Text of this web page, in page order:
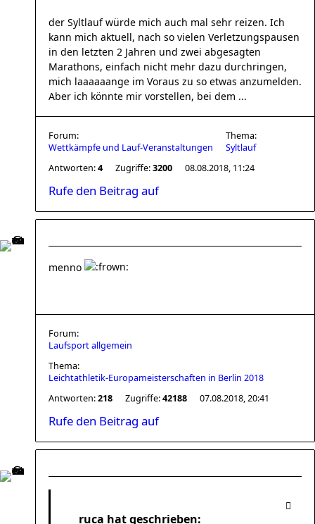
der Syltlauf würde mich auch mal sehr reizen. Ich
kann mich aktuell, nach so vielen Verletzungspausen
in den letzten 2 Jahren und zwei abgesagten
Marathons, einfach nicht mehr dazu durchringen,
mich laaaaaange im Voraus zu so etwas anzumelden.
Aber ich könnte mir vorstellen, bei dem ...
Forum:
Wettkämpfe und Lauf-Veranstaltungen
Thema:
Syltlauf
Antworten:4 Zugriffe:3200 08.08.2018, 11:24
Rufe den Beitrag auf
menno
Forum:
Laufsport allgemein
Thema:
Leichtathletik-Europameisterschaften in Berlin 2018
Antworten:218 Zugriffe:42188 07.08.2018, 20:41
Rufe den Beitrag auf
ruca hat geschrieben: